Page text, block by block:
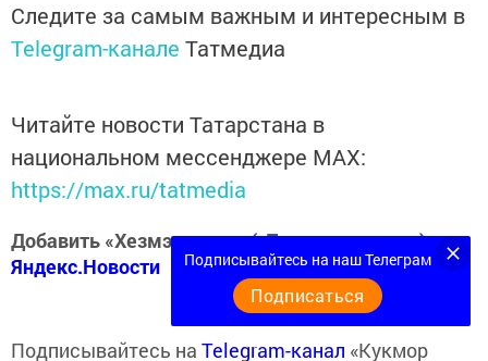
Следите за самым важным и интересным в
Telegram-канале Татмедиа
Читайте новости Татарстана в
национальном мессенджере MАХ:
https://max.ru/tatmedia
Добавить «Хезмэт даны» («Трудовая слава») в
Яндекс.Новости
Подписывайтесь на Telegram-канал «Кукмор
Подписывайтесь на наш Телеграм
Подписаться